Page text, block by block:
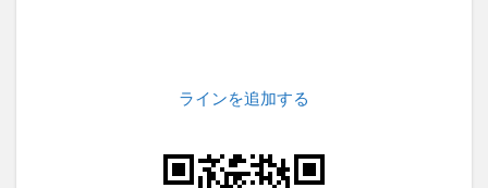
ラインを追加する